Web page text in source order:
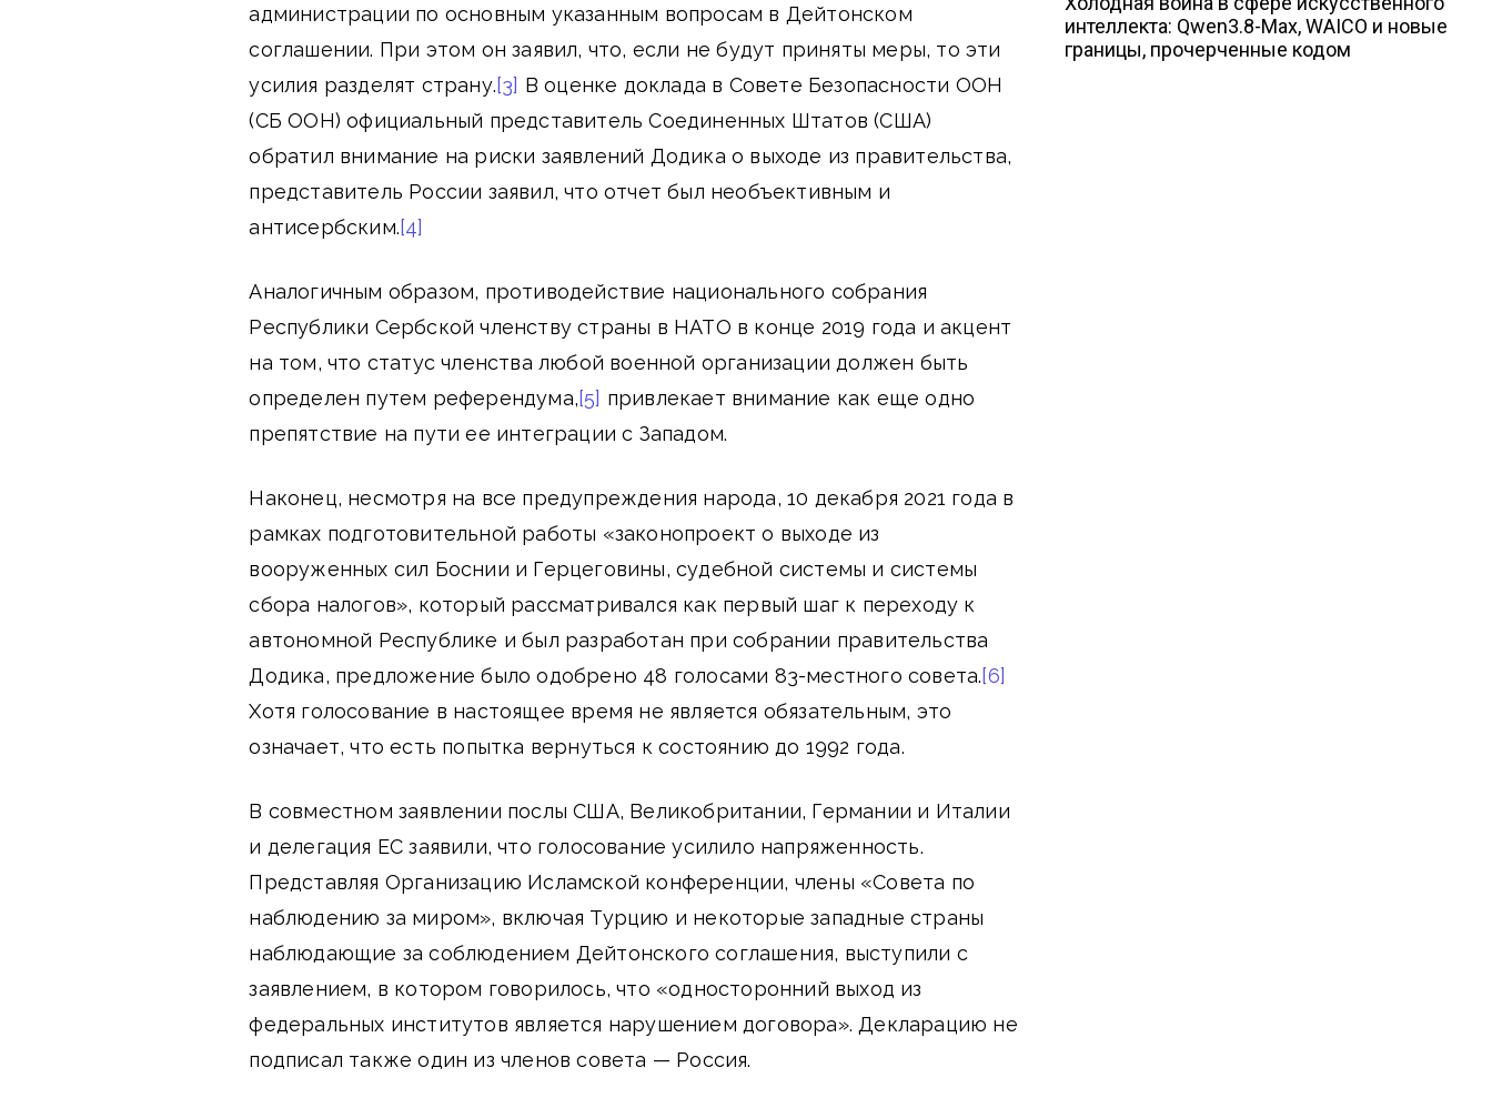
администрации по основным указанным вопросам в Дейтонском
соглашении. При этом он заявил, что, если не будут приняты меры, то эти
усилия разделят страну.[3] В оценке доклада в Совете Безопасности ООН
(СБ ООН) официальный представитель Соединенных Штатов (США)
обратил внимание на риски заявлений Додика о выходе из правительства,
представитель России заявил, что отчет был необъективным и
антисербским.[4]
Аналогичным образом, противодействие национального собрания
Республики Сербской членству страны в НАТО в конце 2019 года и акцент
на том, что статус членства любой военной организации должен быть
определен путем референдума,[5] привлекает внимание как еще одно
препятствие на пути ее интеграции с Западом.
Наконец, несмотря на все предупреждения народа, 10 декабря 2021 года в
рамках подготовительной работы «законопроект о выходе из
вооруженных сил Боснии и Герцеговины, судебной системы и системы
сбора налогов», который рассматривался как первый шаг к переходу к
автономной Республике и был разработан при собрании правительства
Додика, предложение было одобрено 48 голосами 83-местного совета.[6]
Хотя голосование в настоящее время не является обязательным, это
означает, что есть попытка вернуться к состоянию до 1992 года.
В совместном заявлении послы США, Великобритании, Германии и Италии
и делегация ЕС заявили, что голосование усилило напряженность.
Представляя Организацию Исламской конференции, члены «Совета по
наблюдению за миром», включая Турцию и некоторые западные страны
наблюдающие за соблюдением Дейтонского соглашения, выступили с
заявлением, в котором говорилось, что «односторонний выход из
федеральных институтов является нарушением договора». Декларацию не
подписал также один из членов совета — Россия.
интеллекта: Qwen3.8-Max, WAICO и новые
границы, прочерченные кодом